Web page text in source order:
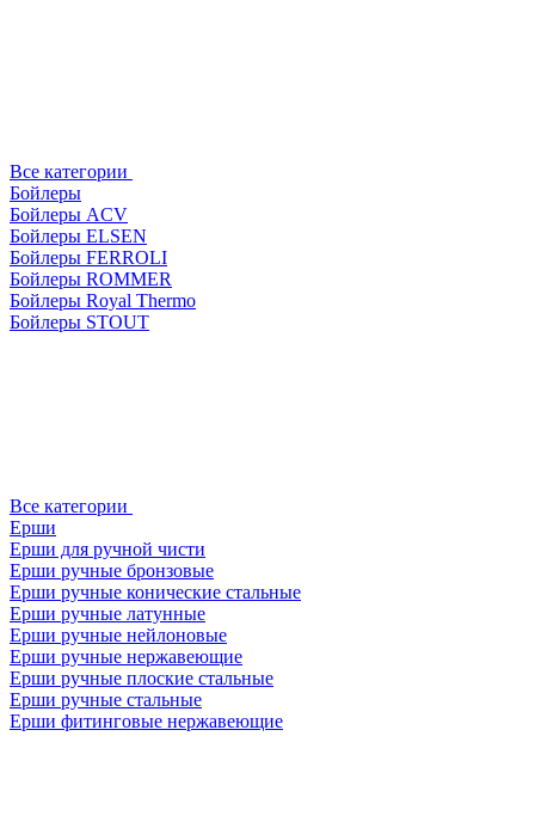
Все категории
Бойлеры
Бойлеры ACV
Бойлеры ELSEN
Бойлеры FERROLI
Бойлеры ROMMER
Бойлеры Royal Thermo
Бойлеры STOUT
Все категории
Ерши
Ерши для ручной чисти
Ерши ручные бронзовые
Ерши ручные конические стальные
Ерши ручные латунные
Ерши ручные нейлоновые
Ерши ручные нержавеющие
Ерши ручные плоские стальные
Ерши ручные стальные
Ерши фитинговые нержавеющие